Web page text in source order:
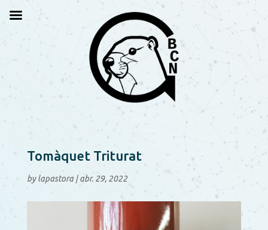
Tomàquet Triturat
bylapastora|abr. 29, 2022